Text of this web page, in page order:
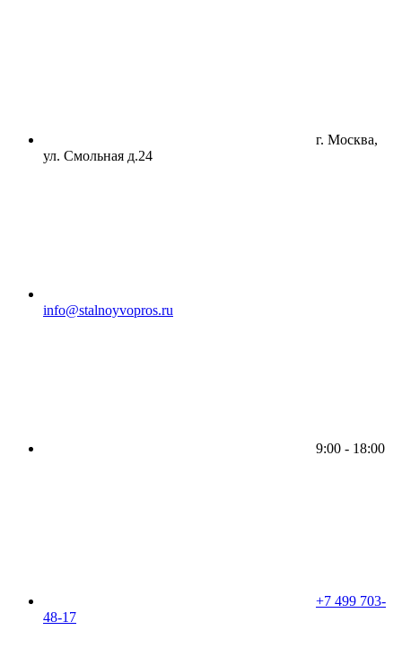
г. Москва,
ул. Смольная д.24
info@stalnoyvopros.ru
9:00 - 18:00
+7 499 703-
48-17